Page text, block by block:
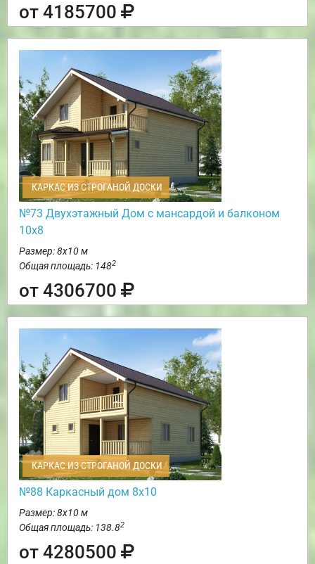
от 4185700
КАРКАС ИЗ СТРОГАНОЙ ДОСКИ
№73 Двухэтажный Дом с мансардой и балконом
10х8
Размер: 8х10 м
Общая площадь: 1482
от 4306700
КАРКАС ИЗ СТРОГАНОЙ ДОСКИ
№88 Каркасный дом 8х10
Размер: 8х10 м
Общая площадь: 138.82
от 4280500